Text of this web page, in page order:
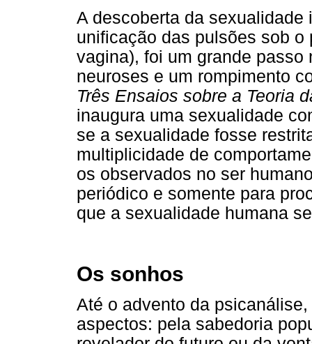
A descoberta da
unificação das pulsões sob
vagina), foi um grande
neuroses e um rompimento
Três Ensaios sobre a Teoria
inaugura uma sexualidade
se a sexualidade fosse
multiplicidade de
os observados no ser
periódico e somente para
que a sexualidade humana
Os sonhos
Até o advento da
aspectos: pela sabedoria